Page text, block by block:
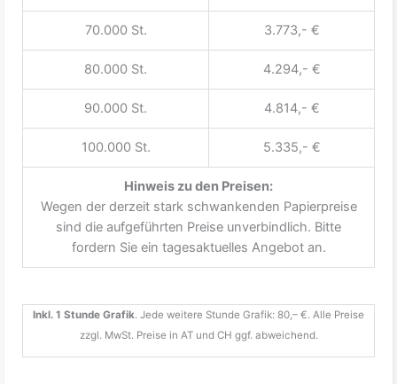
70.000 St. 3.773,- €
80.000 St. 4.294,- €
90.000 St. 4.814,- €
100.000 St. 5.335,- €
Hinweis zu den Preisen:
Wegen der derzeit stark schwankenden Papierpreise
sind die aufgeführten Preise unverbindlich. Bitte
fordern Sie ein tagesaktuelles Angebot an.
Inkl. 1 Stunde Grafik. Jede weitere Stunde Grafik: 80,– €. Alle Preise
zzgl. MwSt. Preise in AT und CH ggf. abweichend.